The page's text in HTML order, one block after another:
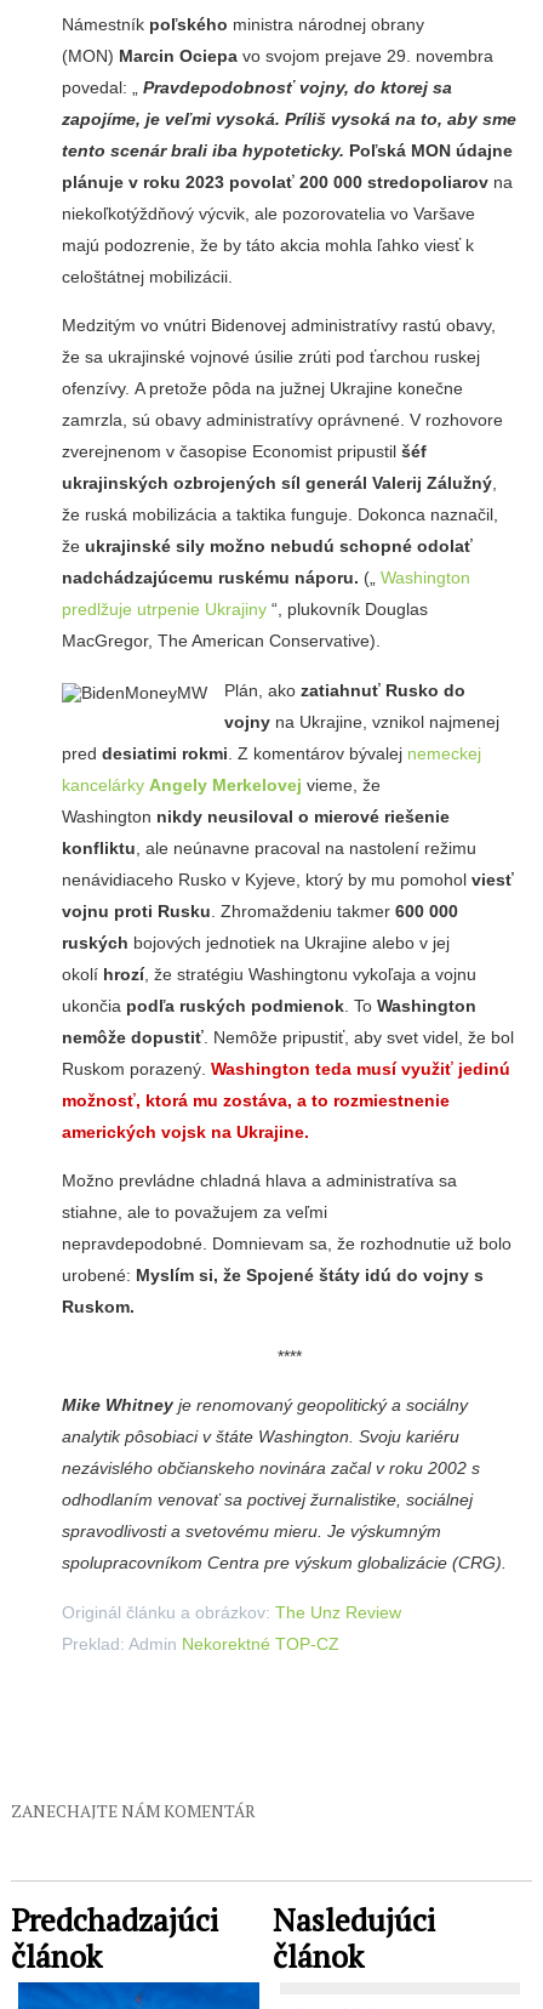
Námestník poľského ministra národnej obrany
(MON) Marcin Ociepavo svojom prejave 29. novembra
povedal: „ Pravdepodobnosť vojny, do ktorej sa
zapojíme, je veľmi vysoká. Príliš vysoká na to, aby sme
tento scenár brali iba hypoteticky. Poľská MON údajne
plánuje v roku 2023 povolať 200 000 stredopoliarovna
niekoľkotýždňový výcvik, ale pozorovatelia vo Varšave
majú podozrenie, že by táto akcia mohla ľahko viesť k
celoštátnej mobilizácii.
Medzitým vo vnútri Bidenovej administratívy rastú obavy,
že sa ukrajinské vojnové úsilie zrúti pod ťarchou ruskej
ofenzívy. A pretože pôda na južnej Ukrajine konečne
zamrzla, sú obavy administratívy oprávnené. V rozhovore
zverejnenom v časopise Economist pripustil šéf
ukrajinských ozbrojených síl generál Valerij Zálužný,
že ruská mobilizácia a taktika funguje. Dokonca naznačil,
že ukrajinské sily možno nebudú schopné odolať
nadchádzajúcemu ruskému náporu. („ Washington
predlžuje utrpenie Ukrajiny“, plukovník Douglas
MacGregor, The American Conservative).
Plán, akozatiahnuť Rusko do
vojny na Ukrajine, vznikol najmenej
pred desiatimi rokmi . Z komentárov bývalej nemeckej
kancelárky Angely Merkelovej vieme, že
Washington nikdy neusiloval o mierové riešenie
konfliktu , ale neúnavne pracoval na nastolení režimu
nenávidiaceho Rusko v Kyjeve, ktorý by mu pomohol viesť
vojnu proti Rusku . Zhromaždeniu takmer 600 000
ruských bojových jednotiek na Ukrajine alebo v jej
okolí hrozí, že stratégiu Washingtonu vykoľaja a vojnu
ukončia podľa ruských podmienok. To Washington
nemôže dopustiť. Nemôže pripustiť, aby svet videl, že bol
Ruskom porazený. Washington teda musí využiť jedinú
možnosť, ktorá mu zostáva, a to rozmiestnenie
amerických vojsk na Ukrajine.
Možno prevládne chladná hlava a administratíva sa
stiahne, ale to považujem za veľmi
nepravdepodobné. Domnievam sa, že rozhodnutie už bolo
urobené: Myslím si, že Spojené štáty idú do vojny s
Ruskom.
****
Mike Whitneyje renomovaný geopolitický a sociálny
analytik pôsobiaci v štáte Washington. Svoju kariéru
nezávislého občianskeho novinára začal v roku 2002 s
odhodlaním venovať sa poctivej žurnalistike, sociálnej
spravodlivosti a svetovému mieru. Je výskumným
spolupracovníkom Centra pre výskum globalizácie (CRG).
Originál článku a obrázkov: The Unz Review
Preklad: Admin Nekorektné TOP-CZ
ZANECHAJTE NÁM KOMENTÁR
Predchadzajúci
článok
Nasledujúci
článok